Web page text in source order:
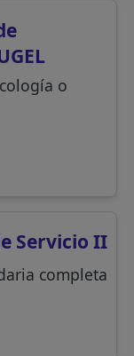
o
Servicio II
completa